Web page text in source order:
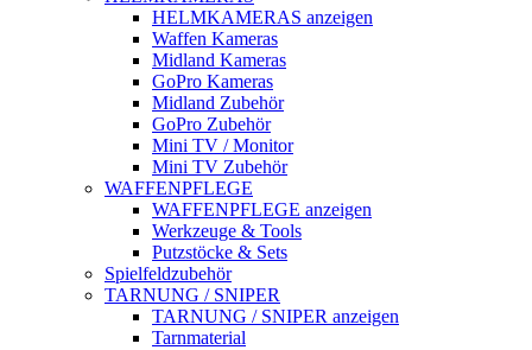
HELMKAMERAS anzeigen
Waffen Kameras
Midland Kameras
GoPro Kameras
Midland Zubehör
GoPro Zubehör
Mini TV / Monitor
Mini TV Zubehör
WAFFENPFLEGE
WAFFENPFLEGE anzeigen
Werkzeuge & Tools
Putzstöcke & Sets
Spielfeldzubehör
TARNUNG / SNIPER
TARNUNG / SNIPER anzeigen
Tarnmaterial